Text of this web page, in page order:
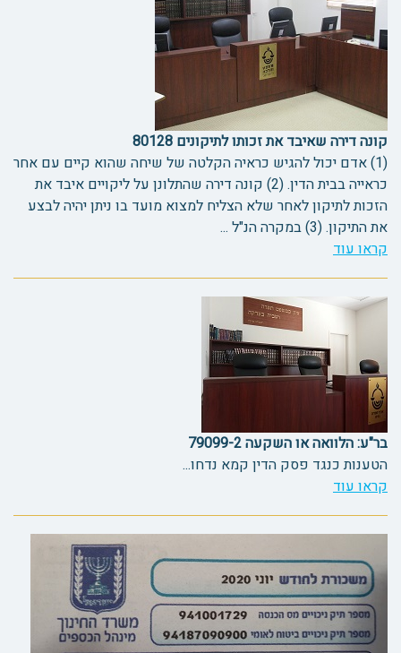
קונה דירה שאיבד את זכותו לתיקונים 80128
(1) אדם יכול להגיש כראיה הקלטה של שיחה שהוא קיים עם אחר
כראייה בבית הדין. (2) קונה דירה שהתלונן על ליקויים איבד את
הזכות לתיקון לאחר שלא הצליח למצוא מועד בו ניתן יהיה לבצע
את התיקון. (3) במקרה הנ"ל ...
קראו עוד
בר"ע: הלוואה או השקעה 79099-2
הטענות כנגד פסק הדין קמא נדחו...
קראו עוד